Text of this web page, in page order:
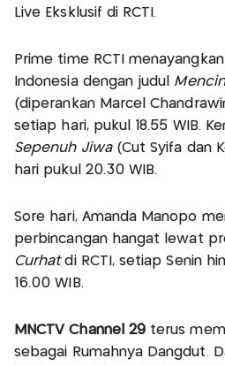
Live Eksklusif di RCTI.
Prime time RCTI
Indonesia dengan judul
(diperankan Marcel
setiap hari, pukul 18.55 WIB.
Sepenuh Jiwa (Cut Syifa dan
hari pukul 20.30 WIB.
Sore hari, Amanda Manopo
perbincangan hangat lewat
Curhatdi RCTI, setiap Senin
16.00 WIB.
MNCTV Channel 29 terus
sebagai Rumahnya Dangdut.